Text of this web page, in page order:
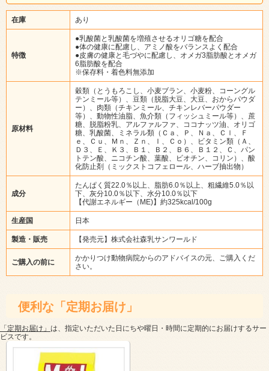
在庫 あり
特徴
●乳酸菌と乳酸菌を増殖させるオリゴ糖を配合
●体の健康に配慮し、アミノ酸をバランスよく配合
●皮膚の健康と毛づやに配慮し、オメガ3脂肪酸とオメガ
6脂肪酸を配合
※保存料・着色料無添加
原材料
穀類（とうもろこし、小麦ブラン、小麦粉、コーングル
テンミール等）、豆類（脱脂大豆、大豆、おからパウダ
ー）、肉類（チキンミール、チキンレバーパウダー
等）、動物性油脂、魚介類（フィッシュミール等）、蔗
糖、脱脂粉乳、アルファルファ、ココナッツ油、オリゴ
糖、乳酸菌、ミネラル類（Ｃａ、Ｐ、Ｎａ、Ｃｌ、Ｆ
ｅ、Ｃｕ、Ｍｎ、Ｚｎ、Ｉ、Ｃｏ）、ビタミン類（Ａ、
Ｄ３、Ｅ、Ｋ３、Ｂ１、Ｂ２、Ｂ６、Ｂ１２、Ｃ、パン
トテン酸、ニコチン酸、葉酸、ビオチン、コリン）、酸
化防止剤（ミックストコフェロール、ハーブ抽出物）
成分
たんぱく質22.0％以上、脂肪6.0％以上、粗繊維5.0％以
下、灰分10.0％以下、水分10.0％以下
【代謝エネルギー（ME)】約325kcal/100g
生産国 日本
製造・販売 【発売元】株式会社森乳サンワールド
ご購入の前に
かかりつけ動物病院からのアドバイスの元、ご購入くだ
さい。
便利な「定期お届け」
「定期お届け」 は、指定いただいた日にちや曜日・時間に定期的にお届けするサー
ビスです。